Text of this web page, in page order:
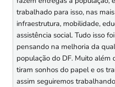
trabalhado para isso, nas
infraestrutura, mobilidade,
assistência social. Tudo isso
pensando na melhoria da
população do DF. Muito além
tiram sonhos do papel e os
assim seguiremos